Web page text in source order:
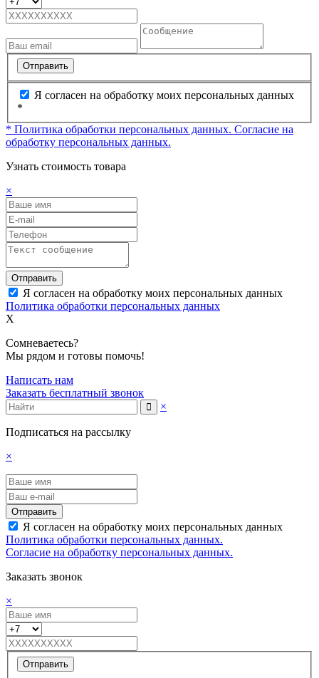
Отправить
Я согласен на обработку моих персональных данных
*
* Политика обработки персональных данных. Согласие на
обработку персональных данных.
Узнать стоимость товара
×
Отправить
Я согласен на обработку моих персональных данных
Политика обработки персональных данных
X
Сомневаетесь?
Мы рядом и готовы помочь!
Написать нам
Заказать бесплатный звонок
×
Подписаться на рассылку
×
Отправить
Я согласен на обработку моих персональных данных
Политика обработки персональных данных.
Согласие на обработку персональных данных.
Заказать звонок
×
Отправить